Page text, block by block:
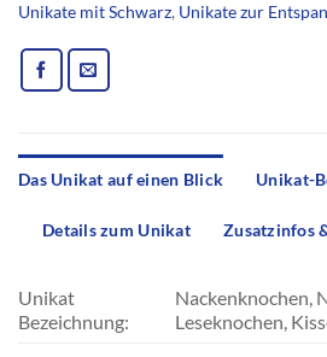
Unikate mit Schwarz, Unikate zur
Das Unikat auf einen Blick Unikat-
Details zum Unikat Zusatzinfos
Unikat
Bezeichnung:
Nackenknochen,
Leseknochen,